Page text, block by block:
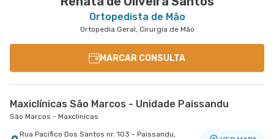
Ortopedista de Mão
Ortopedia Geral, Cirurgia de Mão
MARCAR CONSULTA
Maxiclínicas São Marcos - Unidade Paissandu
São Marcos - Maxclinicas
Rua Pacifico Dos Santos nr. 103 - Paissandu,